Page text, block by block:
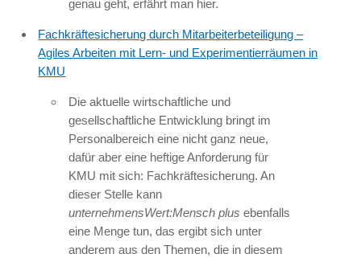
genau geht, erfährt man hier.
Fachkräftesicherung durch Mitarbeiterbeteiligung –
Agiles Arbeiten mit Lern- und Experimentierräumen in
KMU
Die aktuelle wirtschaftliche und
gesellschaftliche Entwicklung bringt im
Personalbereich eine nicht ganz neue,
dafür aber eine heftige Anforderung für
KMU mit sich: Fachkräftesicherung. An
dieser Stelle kann
unternehmensWert:Mensch plus ebenfalls
eine Menge tun, das ergibt sich unter
anderem aus den Themen, die in diesem